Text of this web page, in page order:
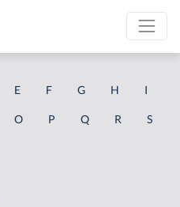
E F G H I
O P Q R S